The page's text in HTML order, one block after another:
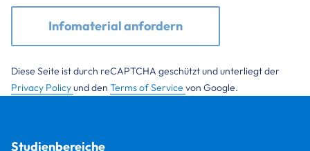
Infomaterial anfordern
Diese Seite ist durch reCAPTCHA geschützt und unterliegt der
Privacy Policyund den Terms of Service von Google.
Studienbereiche